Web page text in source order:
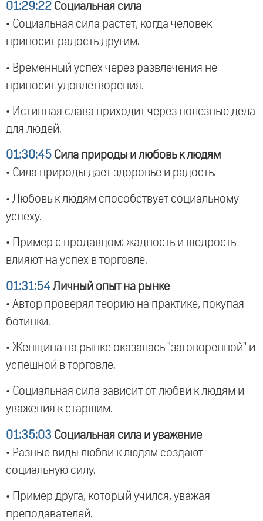
01:29:22 Социальная сила
• Социальная сила растет, когда человек
приносит радость другим.
• Временный успех через развлечения не
приносит удовлетворения.
• Истинная слава приходит через полезные дела
для людей.
01:30:45 Сила природы и любовь к людям
• Сила природы дает здоровье и радость.
• Любовь к людям способствует социальному
успеху.
• Пример с продавцом: жадность и щедрость
влияют на успех в торговле.
01:31:54 Личный опыт на рынке
• Автор проверял теорию на практике, покупая
ботинки.
• Женщина на рынке оказалась "заговоренной" и
успешной в торговле.
• Социальная сила зависит от любви к людям и
уважения к старшим.
01:35:03 Социальная сила и уважение
• Разные виды любви к людям создают
социальную силу.
• Пример друга, который учился, уважая
преподавателей.